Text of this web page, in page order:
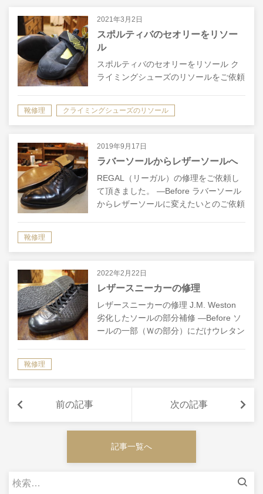
2021年3月2日
スポルティバのセオリーをリソー
ル
スポルティバのセオリーをリソール ク
ライミングシューズのリソールをご依頼
のTheoryというモデルです。ソールの
サイドの部分が、アッパーを巻き込むよ
靴修理 クライミングシューズのリソール
2019年9月17日
ラバーソールからレザーソールへ
REGAL（リーガル）の修理をご依頼し
て頂きました。 ―Before ラバーソール
からレザーソールに変えたいとのご依頼
靴修理
2022年2月22日
レザースニーカーの修理
レザースニーカーの修理 J.M. Weston
劣化したソールの部分補修 ―Before ソ
ールの一部（Ｗの部分）にだけウレタン
靴修理
前の記事 次の記事
記事一覧へ
検